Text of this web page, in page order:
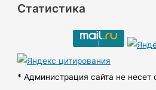
х
ы
Статистика
* Администрация сайта не несет